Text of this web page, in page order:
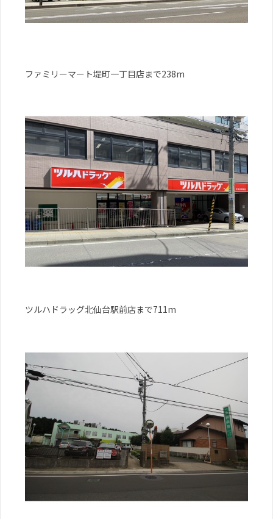
ファミリーマート堤町一丁目店まで238m
ツルハドラッグ北仙台駅前店まで711m